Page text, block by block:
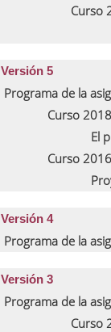
Curso
Versión 5
Programa de la
Curso
El
Curso
Versión 4
Programa de la
Versión 3
Programa de la
Curso